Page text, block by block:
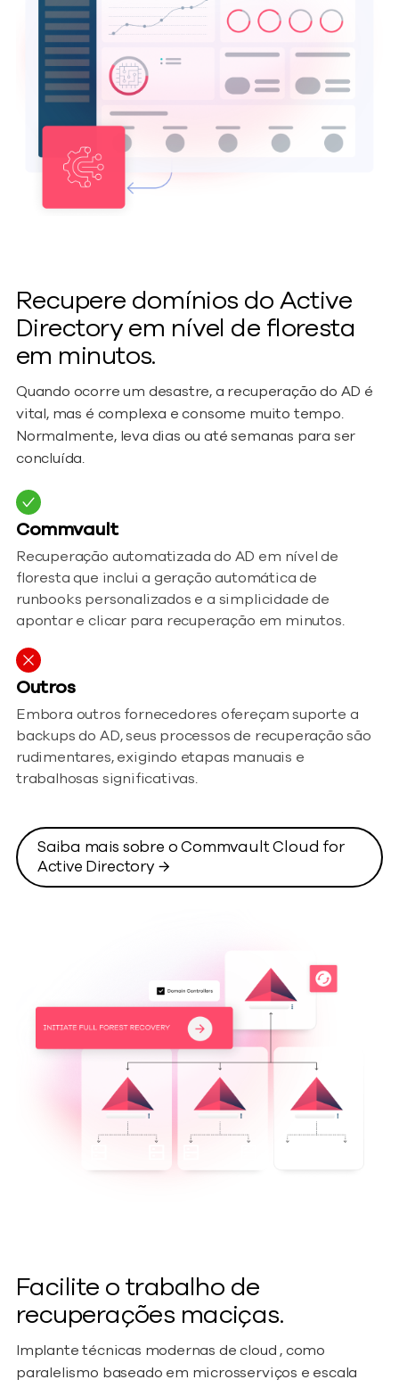
Recupere domínios do Active
Directory em nível de floresta
em minutos.
Quando ocorre um desastre, a recuperação do AD é
vital, mas é complexa e consome muito tempo.
Normalmente, leva dias ou até semanas para ser
concluída.
Commvault
Recuperação automatizada do AD em nível de
floresta que inclui a geração automática de
runbooks personalizados e a simplicidade de
apontar e clicar para recuperação em minutos.
Outros
Embora outros fornecedores ofereçam suporte a
backups do AD, seus processos de recuperação são
rudimentares, exigindo etapas manuais e
trabalhosas significativas.
Saiba mais sobre o Commvault Cloud for
Active Directory →
Facilite o trabalho de
recuperações maciças.
Implante técnicas modernas de cloud , como
paralelismo baseado em microsserviços e escala